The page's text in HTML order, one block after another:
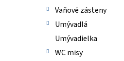
Vaňové zásteny
Umývadlá
Umývadielka
WC misy